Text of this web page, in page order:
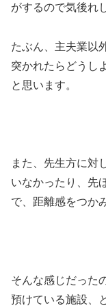
がするので気後れ
たぶん、主夫業以
突かれたらどうし
と思います。
また、先生方に対
いなかったり、先
で、距離感をつか
そんな感じだった
預けている施設、